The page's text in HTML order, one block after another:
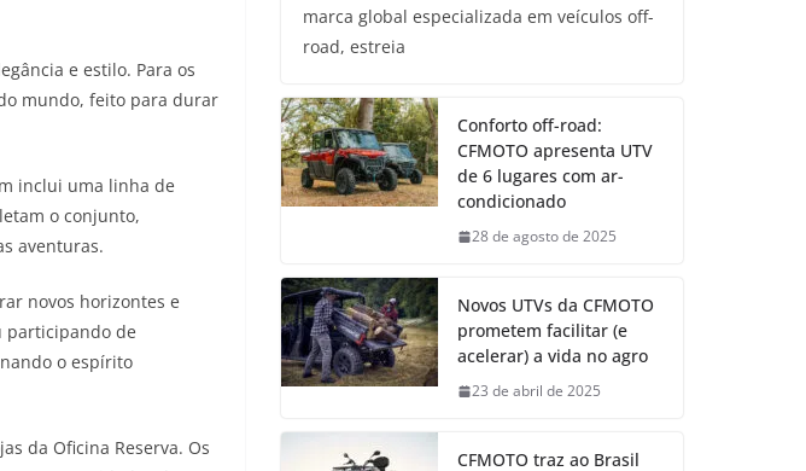
e estilo. Para os
mundo, feito para durar
inclui uma linha de
o conjunto,
aventuras.
novos horizontes e
participando de
o espírito
da Oficina Reserva. Os
marca global especializada em veículos off-
road, estreia
Conforto off-road:
CFMOTO apresenta UTV
de 6 lugares com ar-
condicionado
28 de agosto de 2025
Novos UTVs da CFMOTO
prometem facilitar (e
acelerar) a vida no agro
23 de abril de 2025
CFMOTO traz ao Brasil